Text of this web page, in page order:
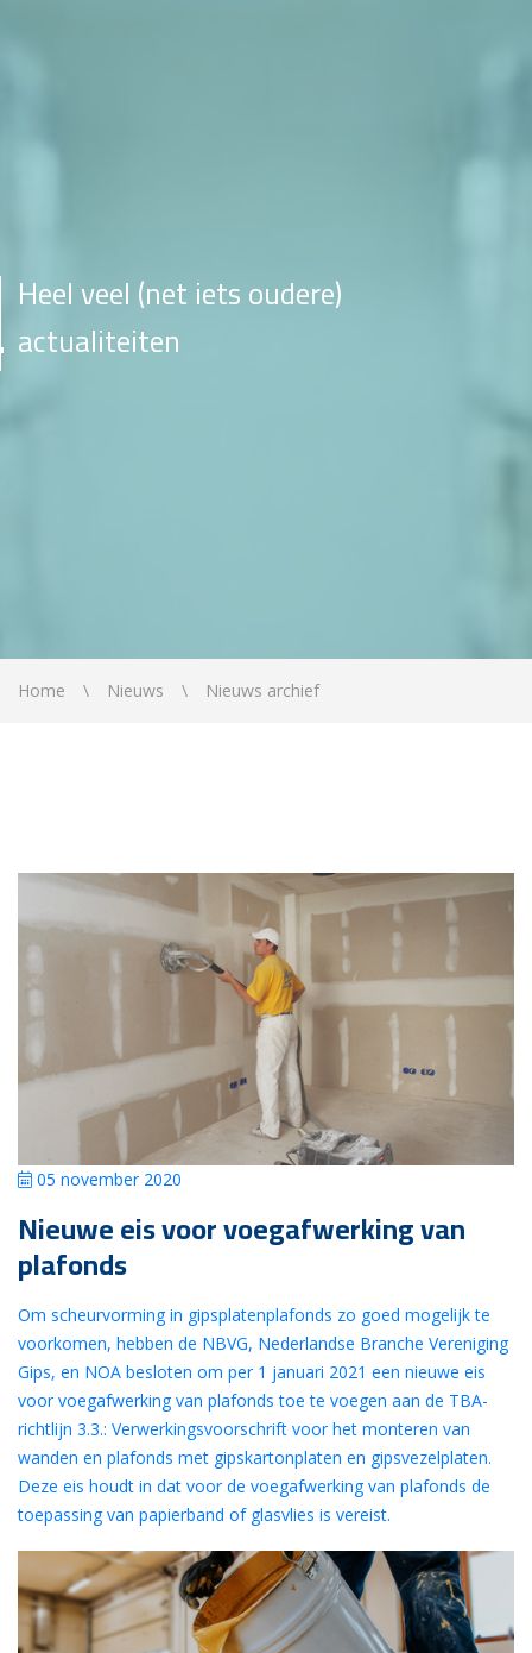
Heel veel (net iets oudere)
actualiteiten
Home Nieuws Nieuws archief
05 november 2020
Nieuwe eis voor voegafwerking van
plafonds
Om scheurvorming in gipsplatenplafonds zo goed mogelijk te
voorkomen, hebben de NBVG, Nederlandse Branche Vereniging
Gips, en NOA besloten om per 1 januari 2021 een nieuwe eis
voor voegafwerking van plafonds toe te voegen aan de TBA-
richtlijn 3.3.: Verwerkingsvoorschrift voor het monteren van
wanden en plafonds met gipskartonplaten en gipsvezelplaten.
Deze eis houdt in dat voor de voegafwerking van plafonds de
toepassing van papierband of glasvlies is vereist.